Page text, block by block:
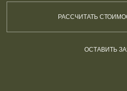
РАССЧИТАТЬ
ОСТАВИТЬ